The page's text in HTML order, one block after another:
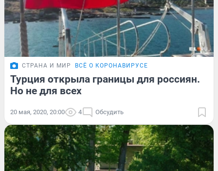
СТРАНА И МИР ВСЁ О КОРОНАВИРУСЕ
Турция открыла границы для россиян.
Но не для всех
20 мая, 2020, 20:00 4 Обсудить